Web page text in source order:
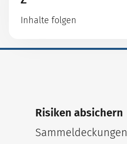
Inhalte folgen
Risiken absichern
Sammeldeckungen